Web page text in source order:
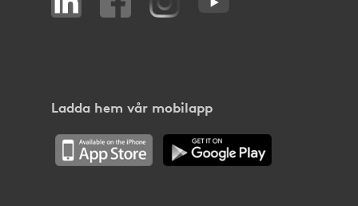
Ladda hem vår mobilapp